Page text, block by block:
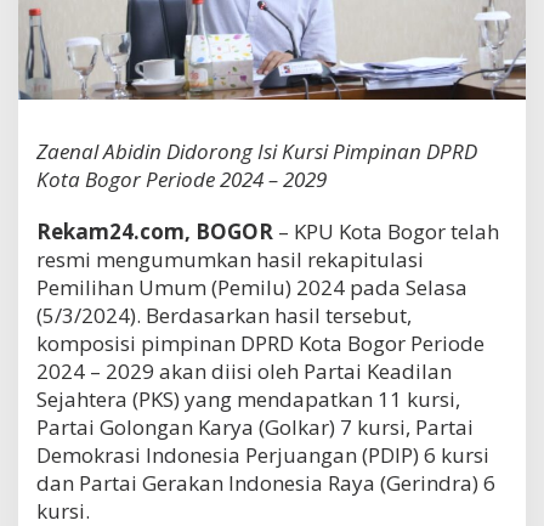
Zaenal Abidin Didorong Isi Kursi Pimpinan DPRD
Kota Bogor Periode 2024 – 2029
Rekam24.com, BOGOR – KPU Kota Bogor telah
resmi mengumumkan hasil rekapitulasi
Pemilihan Umum (Pemilu) 2024 pada Selasa
(5/3/2024). Berdasarkan hasil tersebut,
komposisi pimpinan DPRD Kota Bogor Periode
2024 – 2029 akan diisi oleh Partai Keadilan
Sejahtera (PKS) yang mendapatkan 11 kursi,
Partai Golongan Karya (Golkar) 7 kursi, Partai
Demokrasi Indonesia Perjuangan (PDIP) 6 kursi
dan Partai Gerakan Indonesia Raya (Gerindra) 6
kursi.